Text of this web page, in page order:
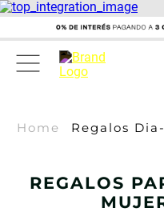
Home Regalos
REGALOS